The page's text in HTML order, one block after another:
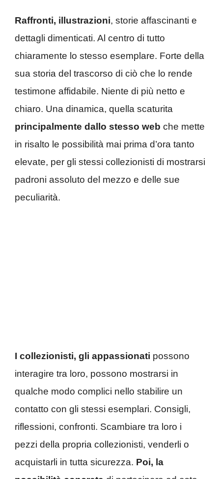
Raffronti, illustrazioni, storie affascinanti e
dettagli dimenticati. Al centro di tutto
chiaramente lo stesso esemplare. Forte della
sua storia del trascorso di ciò che lo rende
testimone affidabile. Niente di più netto e
chiaro. Una dinamica, quella scaturita
principalmente dallo stesso web che mette
in risalto le possibilità mai prima d’ora tanto
elevate, per gli stessi collezionisti di mostrarsi
padroni assoluto del mezzo e delle sue
peculiarità.
I collezionisti, gli appassionati possono
interagire tra loro, possono mostrarsi in
qualche modo complici nello stabilire un
contatto con gli stessi esemplari. Consigli,
riflessioni, confronti. Scambiare tra loro i
pezzi della propria collezionisti, venderli o
acquistarli in tutta sicurezza. Poi, la